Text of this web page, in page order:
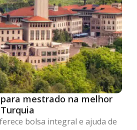
mestrado na melhor
bolsa integral e ajuda de